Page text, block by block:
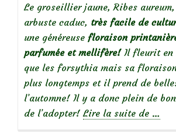
Le groseillier jaune, Ribes
arbuste caduc, très facile de
une généreuse floraison
parfumée et mellifère!Il fleurit en
que les forsythia mais sa
plus longtemps et il prend de
l’automne! Il y a donc plein de
de l’adopter! Lire la suite de …